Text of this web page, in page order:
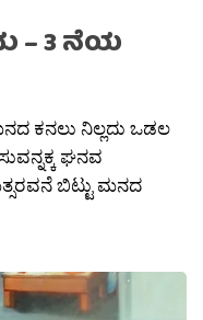
– 3 ನೆಯ
ಕನಲು ನಿಲ್ಲದು ಒಡಲ
ಘನವ
ಬಿಟ್ಟು ಮನದ